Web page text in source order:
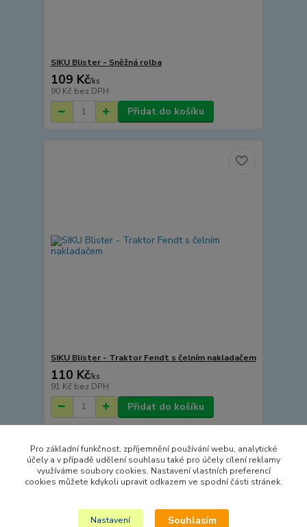
SIKU Blister - Sněžná rolba
109 Kč/ks
90 Kč bez DPH
Přidat do košíku
SIKU Blister - Traktor Fendt s čelním nakladačem
110 Kč/ks
91 Kč bez DPH
Přidat do košíku
Načíst další produkty (15)
strana z 6další
Pro základní funkčnost, zpříjemnění používání webu, analytické
účely a v případě udělení souhlasu také pro účely cílení reklamy
využíváme soubory cookies. Nastavení vlastních preferencí
cookies můžete kdykoli upravit odkazem ve spodní části stránek.
Nastavení Souhlasím